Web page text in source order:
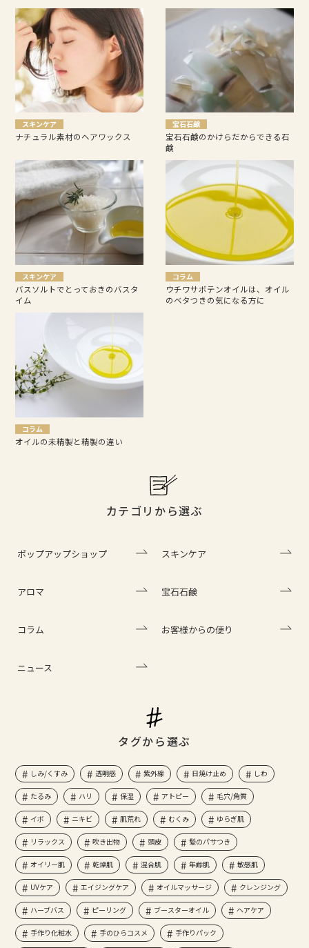
スキンケア
ナチュラル素材のヘアワックス
宝石石鹸
宝石石鹸のかけらだからできる石
鹸
スキンケア
バスソルトでとっておきのバスタ
イム
コラム
ウチワサボテンオイルは、オイル
のベタつきの気になる方に
コラム
オイルの未精製と精製の違い
カテゴリから選ぶ
ポップアップショップ スキンケア
アロマ 宝石石鹸
コラム お客様からの便り
ニュース
タグから選ぶ
しみ/くすみ 透明感 紫外線 日焼け止め しわ
たるみ ハリ 保湿 アトピー 毛穴/角質
イボ ニキビ 肌荒れ むくみ ゆらぎ肌
リラックス 吹き出物 頭皮 髪のパサつき
オイリー肌 乾燥肌 混合肌 年齢肌 敏感肌
UVケア エイジングケア オイルマッサージ クレンジング
ハーブバス ピーリング ブースターオイル ヘアケア
手作り化粧水 手のひらコスメ 手作りパック